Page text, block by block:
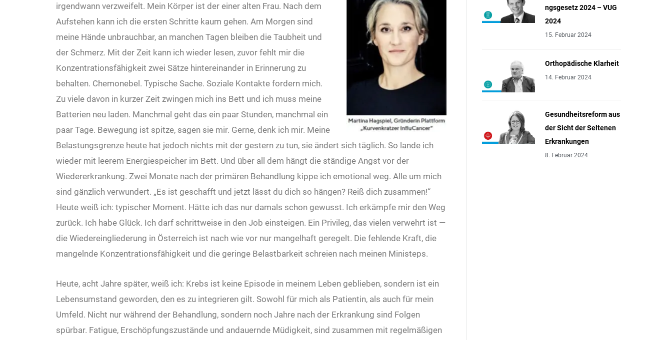
irgendwann verzweifelt. Mein Körper ist der einer alten Frau. Nach dem
Aufstehen kann ich die ersten Schritte kaum gehen. Am Morgen sind
meine Hände unbrauchbar, an manchen Tagen bleiben die Taubheit und
der Schmerz. Mit der Zeit kann ich wieder lesen, zuvor fehlt mir die
Konzentrationsfähigkeit zwei Sätze hintereinander in Erinnerung zu
behalten. Chemonebel. Typische Sache. Soziale Kontakte fordern mich.
Zu viele davon in kurzer Zeit zwingen mich ins Bett und ich muss meine
Batterien neu laden. Manchmal geht das ein paar Stunden, manchmal ein
paar Tage. Bewegung ist spitze, sagen sie mir. Gerne, denk ich mir. Meine
Belastungsgrenze heute hat jedoch nichts mit der gestern zu tun, sie ändert sich täglich. So lande ich
wieder mit leerem Energiespeicher im Bett. Und über all dem hängt die ständige Angst vor der
Wiedererkrankung. Zwei Monate nach der primären Behandlung kippe ich emotional weg. Alle um mich
sind gänzlich verwundert. „Es ist geschafft und jetzt lässt du dich so hängen? Reiß dich zusammen!“
Heute weiß ich: typischer Moment. Hätte ich das nur damals schon gewusst. Ich erkämpfe mir den Weg
zurück. Ich habe Glück. Ich darf schrittweise in den Job einsteigen. Ein Privileg, das vielen verwehrt ist —
die Wiedereingliederung in Österreich ist nach wie vor nur mangelhaft geregelt. Die fehlende Kraft, die
mangelnde Konzentrationsfähigkeit und die geringe Belastbarkeit schreien nach meinen Ministeps.
Heute, acht Jahre später, weiß ich: Krebs ist keine Episode in meinem Leben geblieben, sondern ist ein
Lebensumstand geworden, den es zu integrieren gilt. Sowohl für mich als Patientin, als auch für mein
Umfeld. Nicht nur während der Behandlung, sondern noch Jahre nach der Erkrankung sind Folgen
spürbar. Fatigue, Erschöpfungszustände und andauernde Müdigkeit, sind zusammen mit regelmäßigen
ngsgesetz 2024 – VUG
2024
15. Februar 2024
Orthopädische Klarheit
14. Februar 2024
Gesundheitsreform aus
der Sicht der Seltenen
Erkrankungen
8. Februar 2024